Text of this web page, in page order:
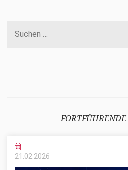
21.02.2026